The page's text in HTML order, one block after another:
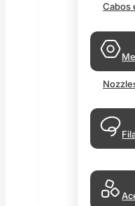
Cabos